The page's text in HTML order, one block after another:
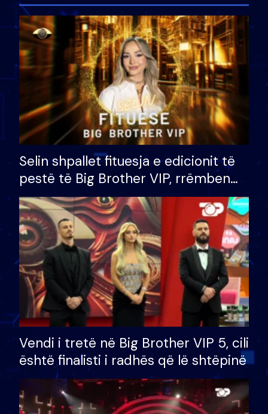
Selin shpallet fituesja e edicionit të
pestë të Big Brother VIP, rrëmben
çmimin e madh prej 100 mijë eurosh
Vendi i tretë në Big Brother VIP 5, cili
është finalisti i radhës që lë shtëpinë